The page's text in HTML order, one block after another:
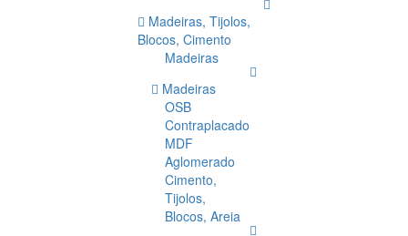
Madeiras, Tijolos,
Blocos, Cimento
Madeiras
Madeiras
OSB
Contraplacado
MDF
Aglomerado
Cimento,
Tijolos,
Blocos, Areia